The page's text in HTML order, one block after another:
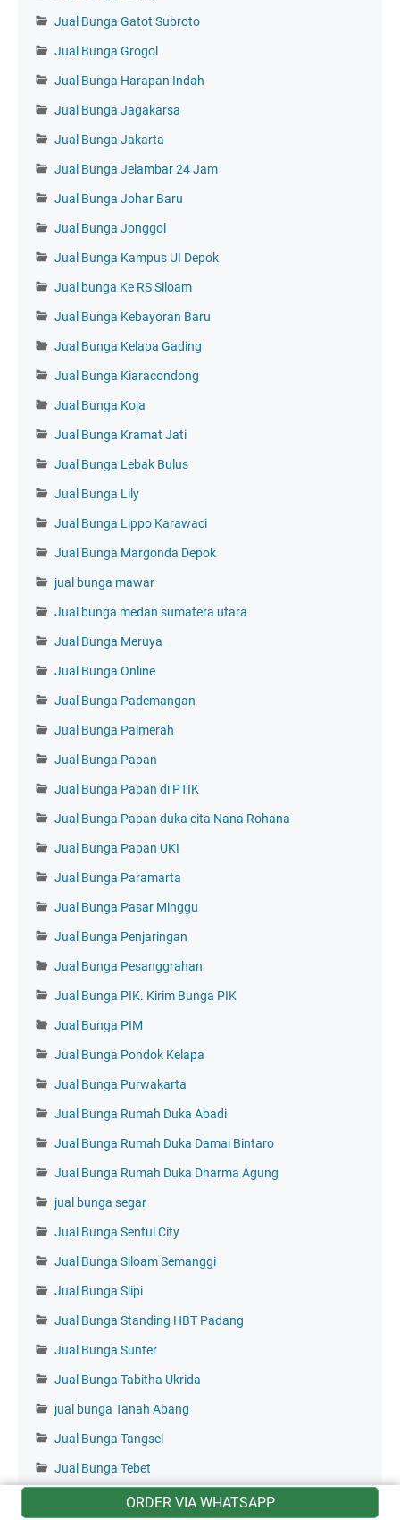
ORDER VIA WHATSAPP
Jual Bunga Gatot Subroto
Jual Bunga Grogol
Jual Bunga Harapan Indah
Jual Bunga Jagakarsa
Jual Bunga Jakarta
Jual Bunga Jelambar 24 Jam
Jual Bunga Johar Baru
Jual Bunga Jonggol
Jual Bunga Kampus UI Depok
Jual bunga Ke RS Siloam
Jual Bunga Kebayoran Baru
Jual Bunga Kelapa Gading
Jual Bunga Kiaracondong
Jual Bunga Koja
Jual Bunga Kramat Jati
Jual Bunga Lebak Bulus
Jual Bunga Lily
Jual Bunga Lippo Karawaci
Jual Bunga Margonda Depok
jual bunga mawar
Jual bunga medan sumatera utara
Jual Bunga Meruya
Jual Bunga Online
Jual Bunga Pademangan
Jual Bunga Palmerah
Jual Bunga Papan
Jual Bunga Papan di PTIK
Jual Bunga Papan duka cita Nana Rohana
Jual Bunga Papan UKI
Jual Bunga Paramarta
Jual Bunga Pasar Minggu
Jual Bunga Penjaringan
Jual Bunga Pesanggrahan
Jual Bunga PIK. Kirim Bunga PIK
Jual Bunga PIM
Jual Bunga Pondok Kelapa
Jual Bunga Purwakarta
Jual Bunga Rumah Duka Abadi
Jual Bunga Rumah Duka Damai Bintaro
Jual Bunga Rumah Duka Dharma Agung
jual bunga segar
Jual Bunga Sentul City
Jual Bunga Siloam Semanggi
Jual Bunga Slipi
Jual Bunga Standing HBT Padang
Jual Bunga Sunter
Jual Bunga Tabitha Ukrida
jual bunga Tanah Abang
Jual Bunga Tangsel
Jual Bunga Tebet
Jual Bunga Thiong Ting